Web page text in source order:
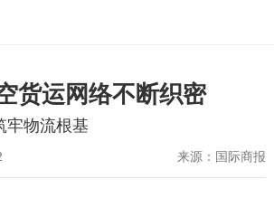
货运网络不断织密
牢物流根基
来源： 国际商报